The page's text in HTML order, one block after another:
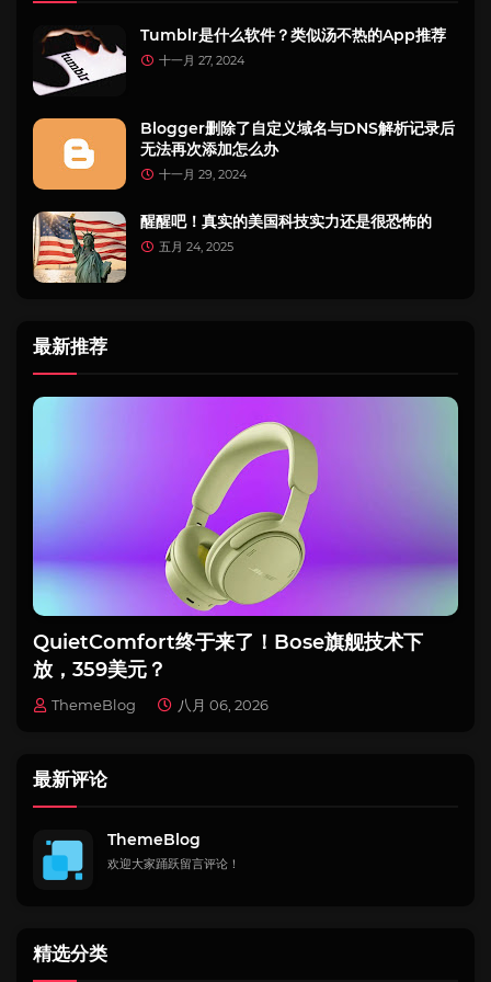
Tumblr是什么软件？类似汤不热的App推荐
十一月 27, 2024
Blogger删除了自定义域名与DNS解析记录后
无法再次添加怎么办
十一月 29, 2024
醒醒吧！真实的美国科技实力还是很恐怖的
五月 24, 2025
最新推荐
QuietComfort终于来了！Bose旗舰技术下
放，359美元？
ThemeBlog 八月 06, 2026
最新评论
ThemeBlog
欢迎大家踊跃留言评论！
精选分类